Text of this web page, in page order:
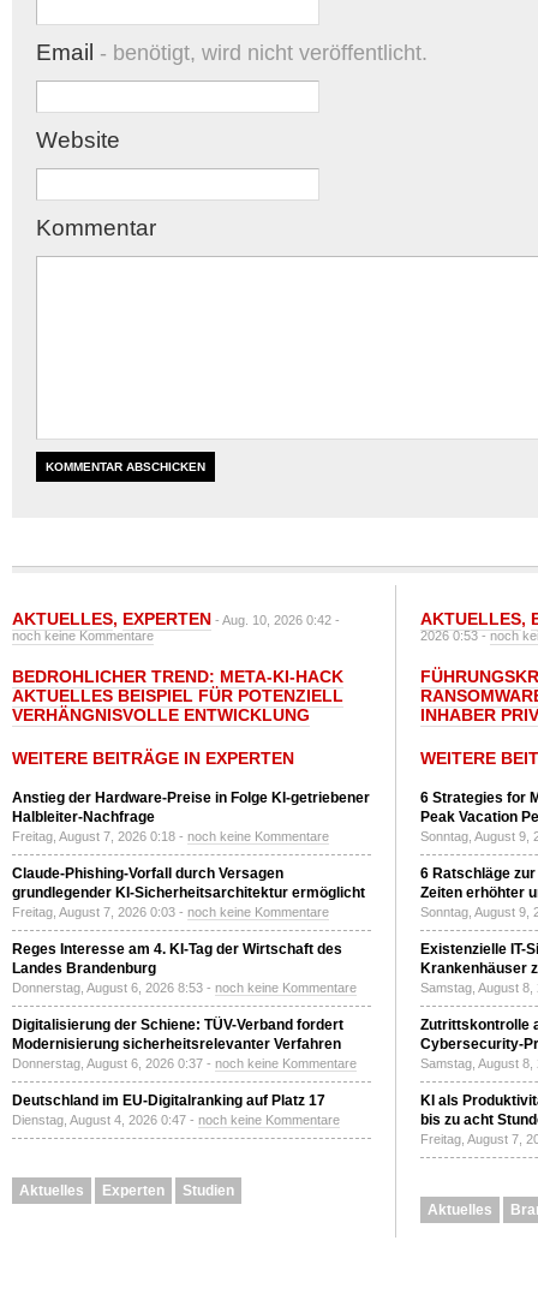
Email - benötigt, wird nicht veröffentlicht.
Website
Kommentar
AKTUELLES, EXPERTEN - Aug. 10, 2026 0:42 -
noch keine Kommentare
BEDROHLICHER TREND: META-KI-HACK
AKTUELLES BEISPIEL FÜR POTENZIELL
VERHÄNGNISVOLLE ENTWICKLUNG
WEITERE BEITRÄGE IN EXPERTEN
Anstieg der Hardware-Preise in Folge KI-getriebener
Halbleiter-Nachfrage
Freitag, August 7, 2026 0:18 - noch keine Kommentare
Claude-Phishing-Vorfall durch Versagen
grundlegender KI-Sicherheitsarchitektur ermöglicht
Freitag, August 7, 2026 0:03 - noch keine Kommentare
Reges Interesse am 4. KI-Tag der Wirtschaft des
Landes Brandenburg
Donnerstag, August 6, 2026 8:53 - noch keine Kommentare
Digitalisierung der Schiene: TÜV-Verband fordert
Modernisierung sicherheitsrelevanter Verfahren
Donnerstag, August 6, 2026 0:37 - noch keine Kommentare
Deutschland im EU-Digitalranking auf Platz 17
Dienstag, August 4, 2026 0:47 - noch keine Kommentare
Aktuelles Experten Studien
AKTUELLES,
2026 0:53 -noch
INHABER
WEITERE
6 Strategies for
Peak Vacation
Sonntag, August 9,
6 Ratschläge
Zeiten erhöhter
Sonntag, August 9,
Existenzielle IT-
Krankenhäuser
Samstag, August
Zutrittskontrolle
Cybersecurity-
Samstag, August
KI als
bis zu acht
Freitag, August 7,
Aktuelles